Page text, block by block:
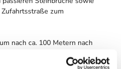
zum
nach ca. 100 Metern nach
400 Meter bis hinter die